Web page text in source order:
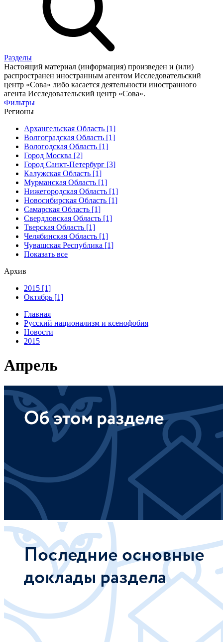
Разделы
Настоящий материал (информация) произведен и (или)
распространен иностранным агентом Исследовательский
центр «Сова» либо касается деятельности иностранного
агента Исследовательский центр «Сова».
Фильтры
Регионы
Архангельская Область [1]
Волгоградская Область [1]
Вологодская Область [1]
Город Москва [2]
Город Санкт-Петербург [3]
Калужская Область [1]
Мурманская Область [1]
Нижегородская Область [1]
Новосибирская Область [1]
Самарская Область [1]
Свердловская Область [1]
Тверская Область [1]
Челябинская Область [1]
Чувашская Республика [1]
Показать все
Архив
2015 [1]
Октябрь [1]
Главная
Русский национализм и ксенофобия
Новости
2015
Апрель